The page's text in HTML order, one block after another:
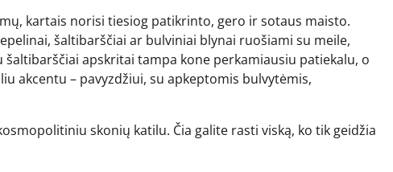
kartais norisi tiesiog patikrinto, gero ir sotaus maisto.
šaltibarščiai ar bulviniai blynai ruošiami su meile,
apskritai tampa kone perkamiausiu patiekalu, o
akcentu – pavyzdžiui, su apkeptomis bulvytėmis,
skonių katilu. Čia galite rasti viską, ko tik geidžia